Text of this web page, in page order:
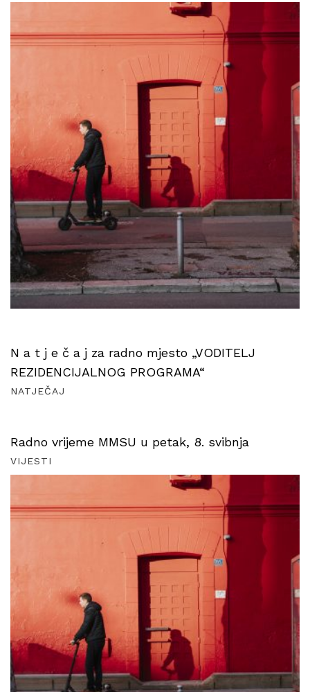
N a t j e č a j za radno mjesto „VODITELJ
REZIDENCIJALNOG PROGRAMA“
NATJEČAJ
Radno vrijeme MMSU u petak, 8. svibnja
VIJESTI